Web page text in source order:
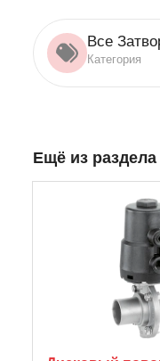
Все
Категория
Ещё из раздела